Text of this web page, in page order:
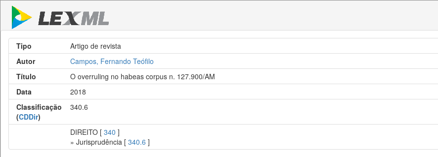
Tipo
Artigo de revista
Autor
Campos, Fernando Teófilo
Título
O overruling no habeas corpus n. 127.900/AM
Data
2018
Classificação
(CDDir)
340.6
DIREITO [ 340 ]
» Jurisprudência [ 340.6 ]